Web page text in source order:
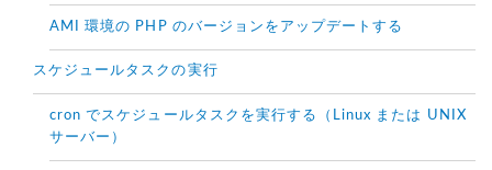
AMI 環境の PHP のバージョンをアップデートする
スケジュールタスクの実行
cron でスケジュールタスクを実行する（Linux または UNIX
サーバー）